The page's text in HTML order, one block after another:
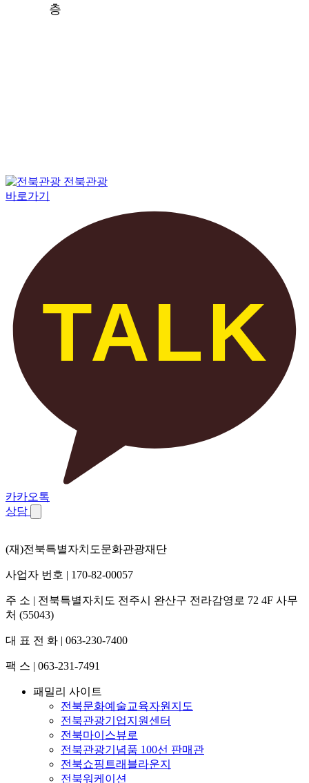
층
전북관광
바로가기
TALK
카카오톡
상담
(재)전북특별자치도문화관광재단
사업자 번호 | 170-82-00057
주 소 | 전북특별자치도 전주시 완산구 전라감영로 72 4F 사무
처 (55043)
대 표 전 화 | 063-230-7400
팩 스 | 063-231-7491
패밀리 사이트
전북문화예술교육자원지도
전북관광기업지원센터
전북마이스뷰로
전북관광기념품 100선 판매관
전북쇼핑트래블라운지
전북워케이션